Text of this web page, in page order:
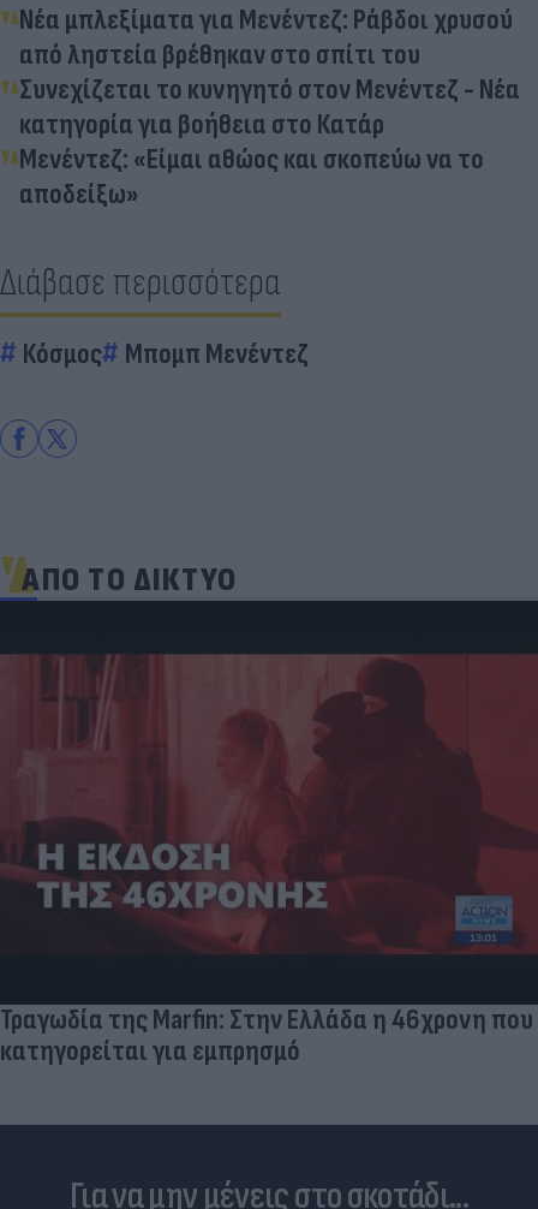
Νέα μπλεξίματα για Μενέντεζ: Ράβδοι χρυσού
από ληστεία βρέθηκαν στο σπίτι του
Συνεχίζεται το κυνηγητό στον Μενέντεζ - Νέα
κατηγορία για βοήθεια στο Κατάρ
Μενέντεζ: «Είμαι αθώος και σκοπεύω να το
αποδείξω»
Διάβασε περισσότερα
Κόσμος Μπομπ Μενέντεζ
ΑΠΟ ΤΟ ΔΙΚΤΥΟ
Skin dysmorphia: Όταν η εμμονή με το «τέλειο»
δέρμα αποτελεί πρόβλημα ψυχικής υγείας
Για να μην μένεις στο σκοτάδι...